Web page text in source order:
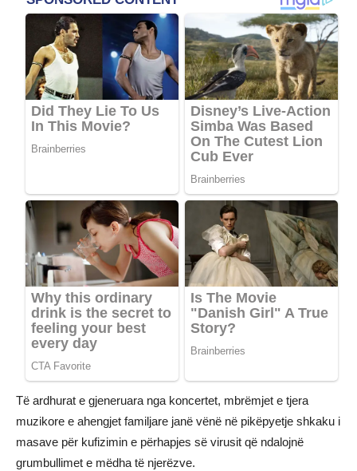
Të ardhurat e gjeneruara nga koncertet, mbrëmjet e tjera
muzikore e ahengjet familjare janë vënë në pikëpyetje shkaku i
masave për kufizimin e përhapjes së virusit që ndalojnë
grumbullimet e mëdha të njerëzve.